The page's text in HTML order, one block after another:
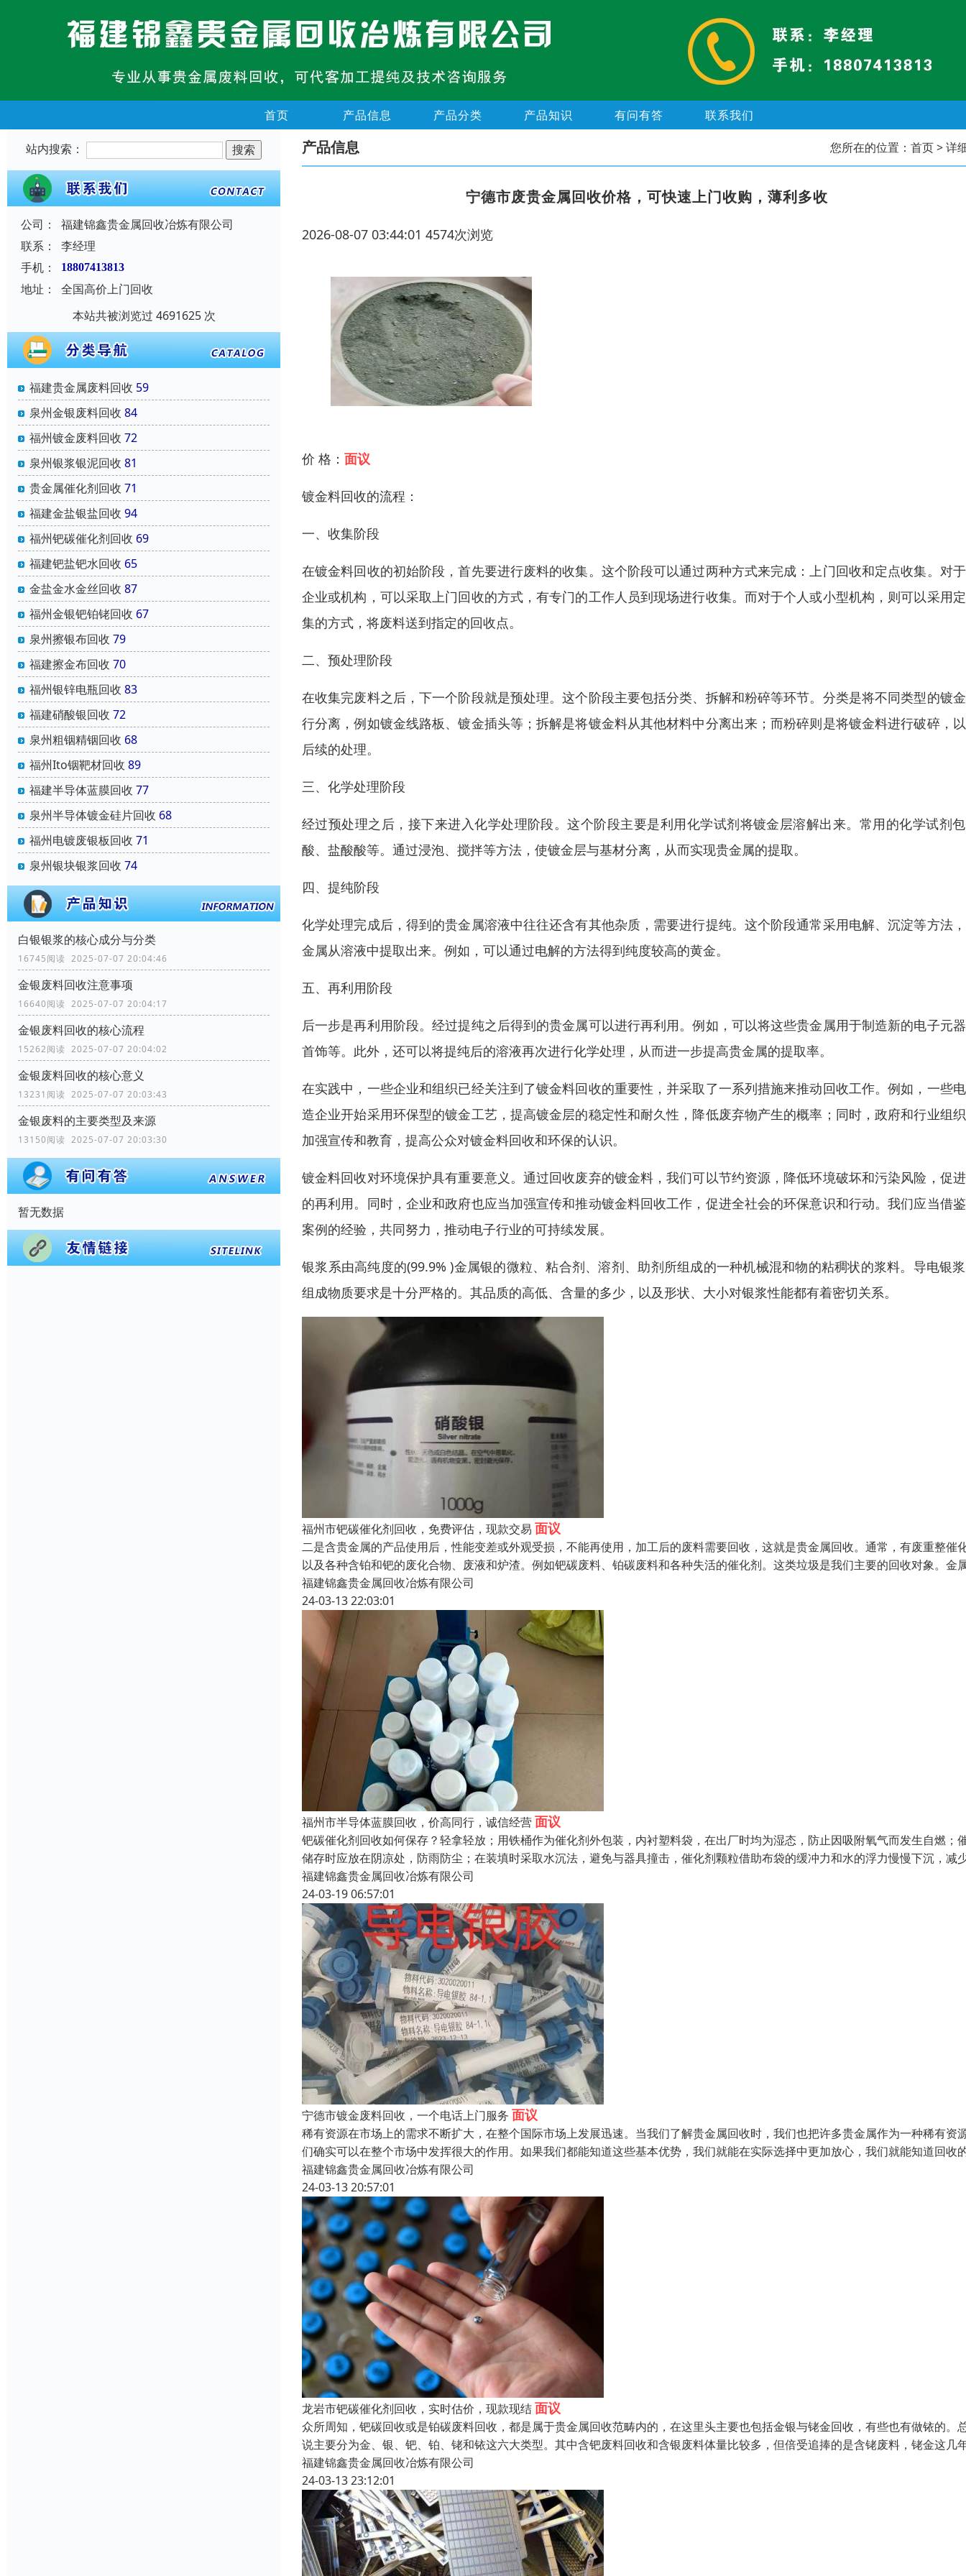
首页 产品信息 产品分类 产品知识 有问有答 联系我们
站内搜索：
公司：
福建锦鑫贵金属回收冶炼有限公司
联系：
李经理
手机：
18807413813
地址：
全国高价上门回收
本站共被浏览过 4691625 次
福建贵金属废料回收 59
泉州金银废料回收 84
福州镀金废料回收 72
泉州银浆银泥回收 81
贵金属催化剂回收 71
福建金盐银盐回收 94
福州钯碳催化剂回收 69
福建钯盐钯水回收 65
金盐金水金丝回收 87
福州金银钯铂铑回收 67
泉州擦银布回收 79
福建擦金布回收 70
福州银锌电瓶回收 83
福建硝酸银回收 72
泉州粗铟精铟回收 68
福州Ito铟靶材回收 89
福建半导体蓝膜回收 77
泉州半导体镀金硅片回收 68
福州电镀废银板回收 71
泉州银块银浆回收 74
白银银浆的核心成分与分类
16745阅读 2025-07-07 20:04:46
金银废料回收注意事项
16640阅读 2025-07-07 20:04:17
金银废料回收的核心流程
15262阅读 2025-07-07 20:04:02
金银废料回收的核心意义
13231阅读 2025-07-07 20:03:43
金银废料的主要类型及来源
13150阅读 2025-07-07 20:03:30
暂无数据
产品信息 您所在的位置： 首页> 详
宁德市废贵金属回收价格，可快速上门收购，薄利多收
2026-08-07 03:44:01 4574次浏览
价 格： 面议
镀金料回收的流程：
一、收集阶段
在镀金料回收的初始阶段，首先要进行废料的收集。这个阶段可以通过两种方式来完成：上门回收和定点收集。对
企业或机构，可以采取上门回收的方式，有专门的工作人员到现场进行收集。而对于个人或小型机构，则可以采用
集的方式，将废料送到指定的回收点。
二、预处理阶段
在收集完废料之后，下一个阶段就是预处理。这个阶段主要包括分类、拆解和粉碎等环节。分类是将不同类型的镀
行分离，例如镀金线路板、镀金插头等；拆解是将镀金料从其他材料中分离出来；而粉碎则是将镀金料进行破碎，
后续的处理。
三、化学处理阶段
经过预处理之后，接下来进入化学处理阶段。这个阶段主要是利用化学试剂将镀金层溶解出来。常用的化学试剂
酸、盐酸酸等。通过浸泡、搅拌等方法，使镀金层与基材分离，从而实现贵金属的提取。
四、提纯阶段
化学处理完成后，得到的贵金属溶液中往往还含有其他杂质，需要进行提纯。这个阶段通常采用电解、沉淀等方法
金属从溶液中提取出来。例如，可以通过电解的方法得到纯度较高的黄金。
五、再利用阶段
后一步是再利用阶段。经过提纯之后得到的贵金属可以进行再利用。例如，可以将这些贵金属用于制造新的电子元
首饰等。此外，还可以将提纯后的溶液再次进行化学处理，从而进一步提高贵金属的提取率。
在实践中，一些企业和组织已经关注到了镀金料回收的重要性，并采取了一系列措施来推动回收工作。例如，一些
造企业开始采用环保型的镀金工艺，提高镀金层的稳定性和耐久性，降低废弃物产生的概率；同时，政府和行业组
加强宣传和教育，提高公众对镀金料回收和环保的认识。
镀金料回收对环境保护具有重要意义。通过回收废弃的镀金料，我们可以节约资源，降低环境破坏和污染风险，促
的再利用。同时，企业和政府也应当加强宣传和推动镀金料回收工作，促进全社会的环保意识和行动。我们应当借
案例的经验，共同努力，推动电子行业的可持续发展。
银浆系由高纯度的(99.9% )金属银的微粒、粘合剂、溶剂、助剂所组成的一种机械混和物的粘稠状的浆料。导电银
组成物质要求是十分严格的。其品质的高低、含量的多少，以及形状、大小对银浆性能都有着密切关系。
福州市钯碳催化剂回收，免费评估，现款交易 面议
二是含贵金属的产品使用后，性能变差或外观受损，不能再使用，加工后的废料需要回收，这就是贵金属回收。通常，有废重整催
以及各种含铂和钯的废化合物、废液和炉渣。例如钯碳废料、铂碳废料和各种失活的催化剂。这类垃圾是我们主要的回收对象。金
福建锦鑫贵金属回收冶炼有限公司
24-03-13 22:03:01
福州市半导体蓝膜回收，价高同行，诚信经营面议
钯碳催化剂回收如何保存？轻拿轻放；用铁桶作为催化剂外包装，内衬塑料袋，在出厂时均为湿态，防止因吸附氧气而发生自燃；
储存时应放在阴凉处，防雨防尘；在装填时采取水沉法，避免与器具撞击，催化剂颗粒借助布袋的缓冲力和水的浮力慢慢下沉，减
福建锦鑫贵金属回收冶炼有限公司
24-03-19 06:57:01
宁德市镀金废料回收，一个电话上门服务 面议
稀有资源在市场上的需求不断扩大，在整个国际市场上发展迅速。当我们了解贵金属回收时，我们也把许多贵金属作为一种稀有资
们确实可以在整个市场中发挥很大的作用。如果我们都能知道这些基本优势，我们就能在实际选择中更加放心，我们就能知道回收
福建锦鑫贵金属回收冶炼有限公司
24-03-13 20:57:01
龙岩市钯碳催化剂回收，实时估价，现款现结面议
众所周知，钯碳回收或是铂碳废料回收，都是属于贵金属回收范畴内的，在这里头主要也包括金银与铑金回收，有些也有做铱的。
说主要分为金、银、钯、铂、铑和铱这六大类型。其中含钯废料回收和含银废料体量比较多，但倍受追捧的是含铑废料，铑金这几
福建锦鑫贵金属回收冶炼有限公司
24-03-13 23:12:01